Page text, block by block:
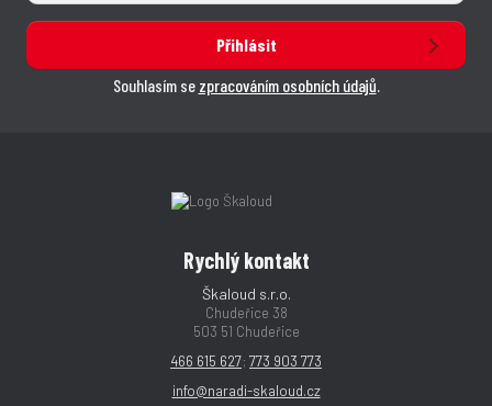
Přihlásit
Souhlasím se zpracováním osobních údajů
Rychlý kontakt
Škaloud s.r.o.
Chudeřice 38
503 51 Chudeřice
466 615 627; 773 903 773
info@naradi-skaloud.cz